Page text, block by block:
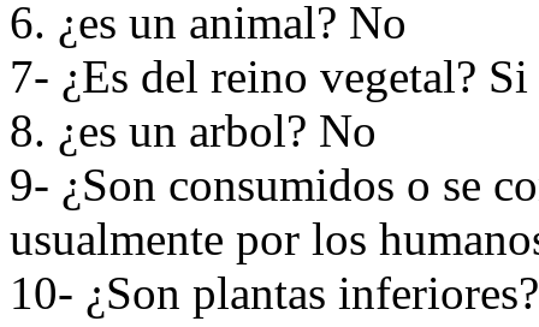
6. ¿es un animal? No
7- ¿Es del reino vegetal? Si
8. ¿es un arbol? No
9- ¿Son consumidos o se
usualmente por los
10- ¿Son plantas